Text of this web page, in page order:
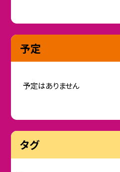
予定
予定はありません
タグ